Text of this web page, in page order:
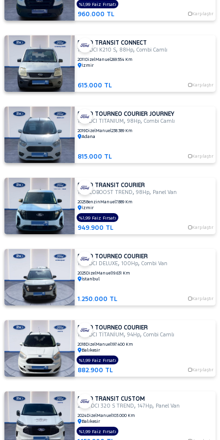
JEEP
KIA
LANCIA
MAN
MERCEDES-
BENZ
MINI
MOTORSIKLET
NISSAN
OPEL
PEUGEOT
SEAT
SKODA
SSANGYONG
SUBARU
TOYOTA
TRAKTÖR
VOLKSWAGEN
VOLVO
960.000 TL Karşılaştır
%1,99 Faiz Fırsatı
FORD TRANSIT CONNECT
1.8 TDCI K210 S, 88Hp,Combi Camlı
2011 DizelManuel269.554 Km
İzmir
615.000 TL Karşılaştır
FORD TOURNEO COURIER JOURNEY
1.5 TDCI TITANIUM ,98Hp,Combi Camlı
2019DizelManuel238.389 Km
Adana
815.000 TL Karşılaştır
FORD TRANSIT COURIER
1.0 ECOBOOST TREND,98Hp, Panel Van
2025Benzin Manuel7.889 Km
İzmir
949.900 TL Karşılaştır
%1,99 Faiz Fırsatı
FORD TOURNEO COURIER
1.5 TDCI DELUXE,100Hp,Combi Van
2025DizelManuel19.631 Km
İstanbul
1.250.000 TL Karşılaştır
FORD TOURNEO COURIER
1.5 TDCI TİTANİUM ,94Hp,Combi Camlı
2018DizelManuel197.400 Km
Balıkesir
882.900 TL Karşılaştır
%1,99 Faiz Fırsatı
FORD TRANSIT CUSTOM
2.0 TDCI 320 S TREND,147Hp, Panel Van
2024DizelManuel103.000 Km
Balıkesir
%1,99 Faiz Fırsatı